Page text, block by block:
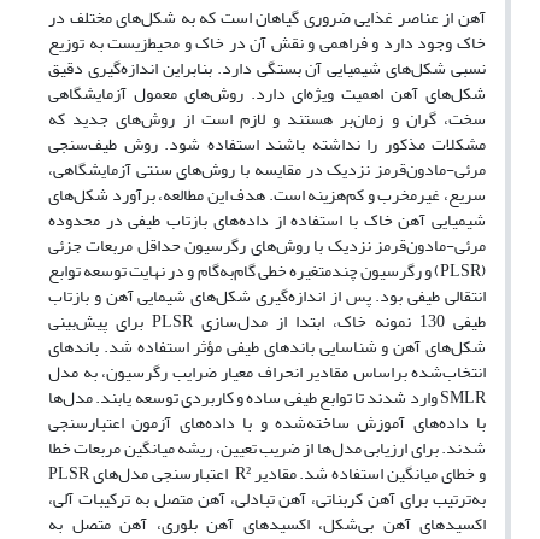
آهن از عناصر غذایی ضروری گیاهان است که به شکل‌های مختلف در
خاک وجود دارد و فراهمی و نقش آن در خاک و محیط‌زیست به توزیع
نسبی شکل‌های شیمیایی آن بستگی دارد. بنابراین اندازه‌گیری دقیق
شکل‌های آهن اهمیت ویژه‌ای دارد. روش‌های معمول آزمایشگاهی
سخت، گران و زمان‌بر هستند و لازم است از روش‌های جدید که
مشکلات مذکور را نداشته باشند استفاده شود. روش طیف‌سنجی
مرئی-مادون‌قرمز نزدیک در مقایسه با روش‌های سنتی آزمایشگاهی،
سریع، غیرمخرب و کم‌هزینه است. هدف این مطالعه، برآورد شکل‌های
شیمیایی آهن خاک با استفاده از داده‌های بازتاب طیفی در محدوده
مرئی-مادون‌قرمز نزدیک با روش‌های رگرسیون حداقل مربعات جزئی
(PLSR) و رگرسیون چندمتغیره خطی گام‌به‌گام و در نهایت توسعه توابع
انتقالی طیفی بود. پس از اندازه‌گیری شکل‌های شیمایی آهن و بازتاب
طیفی 130 نمونه خاک، ابتدا از مدل‌سازی PLSR برای پیش‌بینی
شکل‌های آهن و شناسایی باندهای طیفی مؤثر استفاده شد. باندهای
انتخاب‌شده براساس مقادیر انحراف معیار ضرایب رگرسیون، به مدل
SMLR وارد شدند تا توابع طیفی ساده و کاربردی توسعه یابند. مدل‌ها
با داده‌های آموزش ساخته‌شده و با داده‌های آزمون اعتبارسنجی
شدند. برای ارزیابی مدل‌ها از ضریب تعیین، ریشه میانگین مربعات خطا
و خطای میانگین استفاده شد. مقادیر R² اعتبارسنجی مدل‌های PLSR
به‌ترتیب برای آهن کربناتی، آهن تبادلی، آهن متصل به ترکیبات آلی،
اکسیدهای آهن بی‌شکل، اکسیدهای آهن بلوری، آهن متصل به